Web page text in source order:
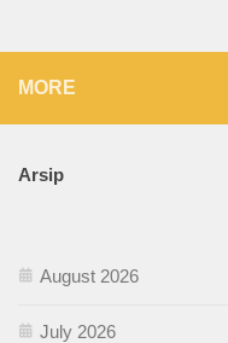
MORE
Arsip
August 2026
July 2026